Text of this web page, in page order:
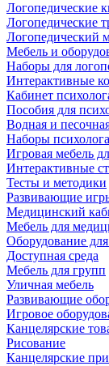
Логопедические
Логопедические
Логопедический
Мебель и
Наборы для
Интерактивные
Кабинет
Пособия для
Водная и
Наборы психолога
Игровая мебель
Интерактивные
Тесты и методики
Развивающие
Медицинский
Мебель для
Оборудование
Доступная среда
Мебель для групп
Уличная мебель
Развивающие
Игровое
Канцелярские
Рисование
Канцелярские